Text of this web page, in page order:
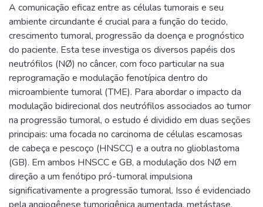
A comunicação eficaz entre as células tumorais e seu
ambiente circundante é crucial para a função do tecido,
crescimento tumoral, progressão da doença e prognóstico
do paciente. Esta tese investiga os diversos papéis dos
neutrófilos (NØ) no câncer, com foco particular na sua
reprogramação e modulação fenotípica dentro do
microambiente tumoral (TME). Para abordar o impacto da
modulação bidirecional dos neutrófilos associados ao tumor
na progressão tumoral, o estudo é dividido em duas seções
principais: uma focada no carcinoma de células escamosas
de cabeça e pescoço (HNSCC) e a outra no glioblastoma
(GB). Em ambos HNSCC e GB, a modulação dos NØ em
direção a um fenótipo pró-tumoral impulsiona
significativamente a progressão tumoral. Isso é evidenciado
pela angiogênese tumorigênica aumentada, metástase,